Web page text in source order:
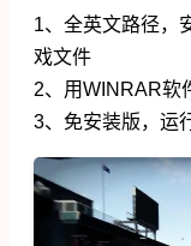
1、全英文路径，
戏文件
2、用WINRAR软
3、免安装版，运